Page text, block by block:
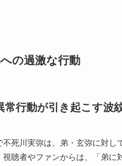
の過激な行動
常行動が引き起こす波
不死川実弥は、弟・玄弥に対
視聴者やファンからは、「弟